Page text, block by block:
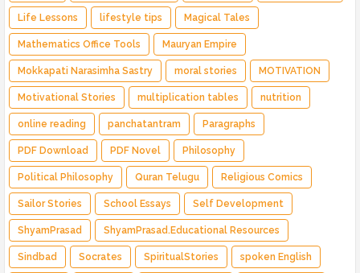
Life Lessons lifestyle tips Magical Tales
Mathematics Office Tools Mauryan Empire
Mokkapati Narasimha Sastry moral stories MOTIVATION
Motivational Stories multiplication tables nutrition
online reading panchatantram Paragraphs
PDF Download PDF Novel Philosophy
Political Philosophy Quran Telugu Religious Comics
Sailor Stories School Essays Self Development
ShyamPrasad ShyamPrasad.Educational Resources
Sindbad Socrates SpiritualStories spoken English